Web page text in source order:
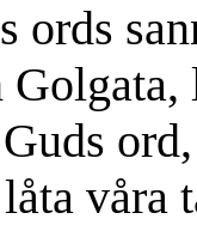
ords
våra